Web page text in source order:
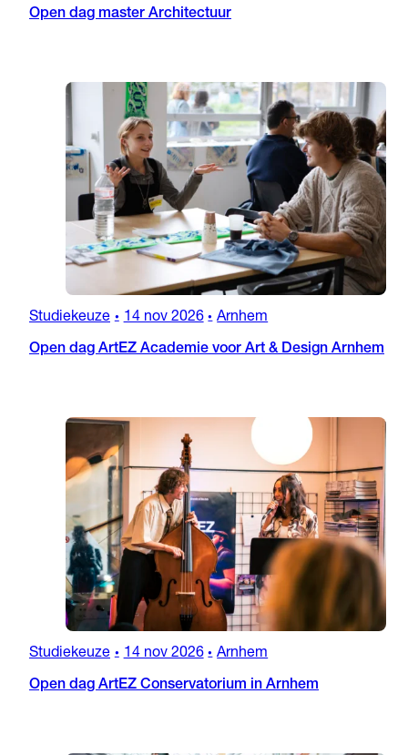
Open dag master Architectuur
Studiekeuze • 14 nov 2026 • Arnhem
Open dag ArtEZ Academie voor Art & Design Arnhem
Studiekeuze • 14 nov 2026 • Arnhem
Open dag ArtEZ Conservatorium in Arnhem